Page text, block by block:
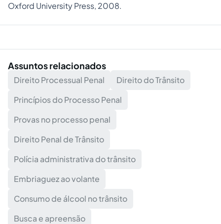
Oxford University Press, 2008.
Assuntos relacionados
Direito Processual Penal
Direito do Trânsito
Princípios do Processo Penal
Provas no processo penal
Direito Penal de Trânsito
Polícia administrativa do trânsito
Embriaguez ao volante
Consumo de álcool no trânsito
Busca e apreensão